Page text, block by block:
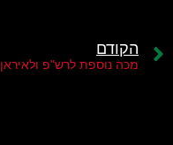
הקודם
מכה נוספת לרש"פ ולאיראן